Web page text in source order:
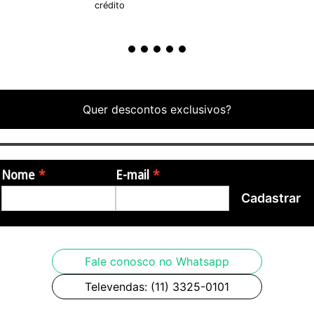
* GARANTIA DE 90 DIAS.
crédito
Quer descontos exclusivos?
Nome E-mail
Cadastrar
Fale conosco no Whatsapp
Televendas: (11) 3325-0101